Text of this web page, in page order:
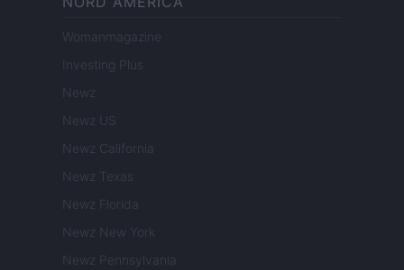
Womanmagazine
Investing Plus
Newz
Newz US
Newz California
Newz Texas
Newz Florida
Newz New York
Newz Pennsylvania